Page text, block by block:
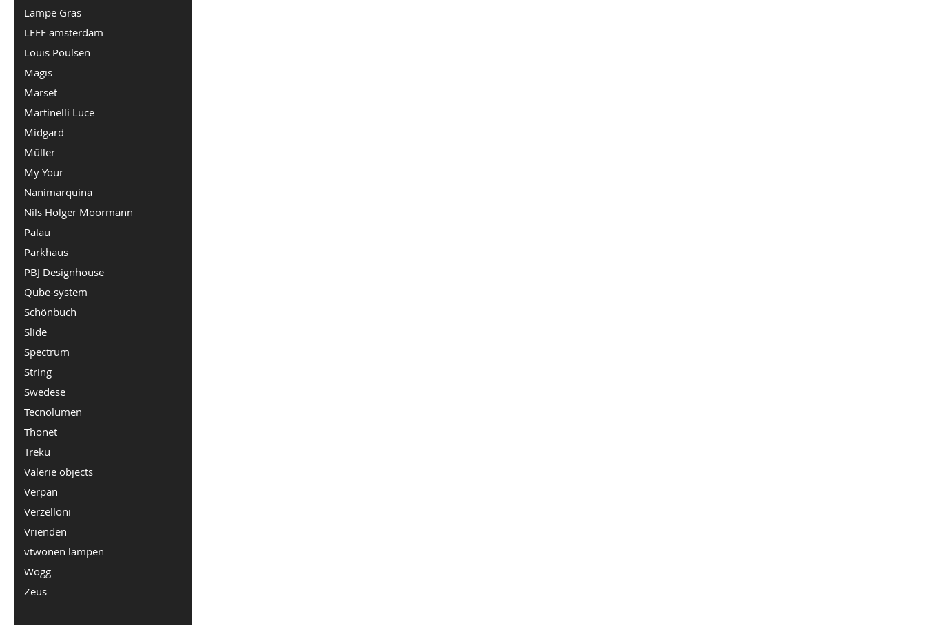
Lampe Gras
LEFF amsterdam
Louis Poulsen
Magis
Marset
Martinelli Luce
Midgard
Müller
My Your
Nanimarquina
Nils Holger Moormann
Palau
Parkhaus
PBJ Designhouse
Qube-system
Schönbuch
Slide
Spectrum
String
Swedese
Tecnolumen
Thonet
Treku
Valerie objects
Verpan
Verzelloni
Vrienden
vtwonen lampen
Wogg
Zeus